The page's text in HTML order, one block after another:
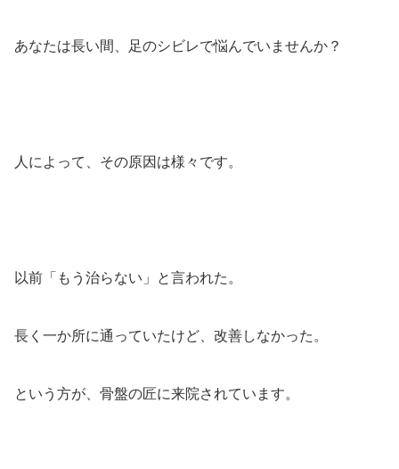
あなたは長い間、足のシビレで悩んでいませんか？
人によって、その原因は様々です。
以前「もう治らない」と言われた。
長く一か所に通っていたけど、改善しなかった。
という方が、骨盤の匠に来院されています。